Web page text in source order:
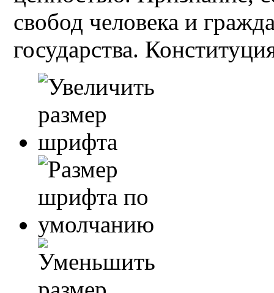
свобод человека и
государства.